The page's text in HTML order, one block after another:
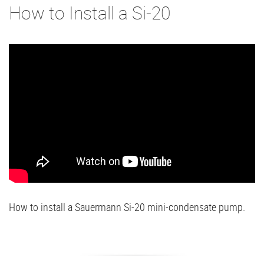
How to Install a Si-20
How to install a Sauermann Si-20 mini-condensate pump.